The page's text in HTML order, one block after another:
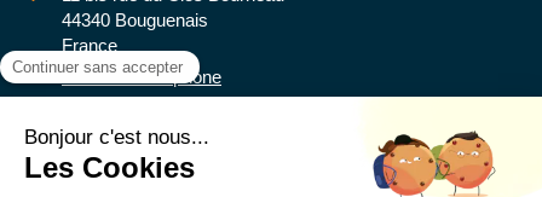
44340 Bouguenais
France
Afficher le téléphone
Demander un devis